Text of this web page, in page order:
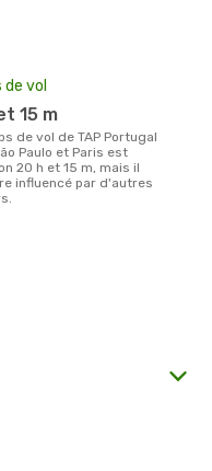
de vol
15 m
Paulo et Paris est
20 h et 15 m, mais il
influencé par d'autres